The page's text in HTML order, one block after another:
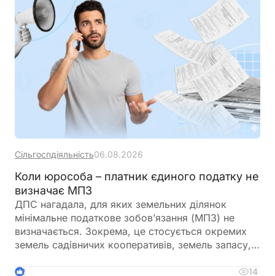
Сільгоспдіяльність06.08.2026
Коли юрособа – платник єдиного податку не
визначає МПЗ
ДПС нагадала, для яких земельних ділянок
мінімальне податкове зобов’язання (МПЗ) не
визначається. Зокрема, це стосується окремих
земель садівничих кооперативів, земель запасу,
ділянок у межах населених пунктів, а також
2
14